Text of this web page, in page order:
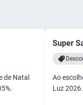
de Natal
Super
Ao
Luz